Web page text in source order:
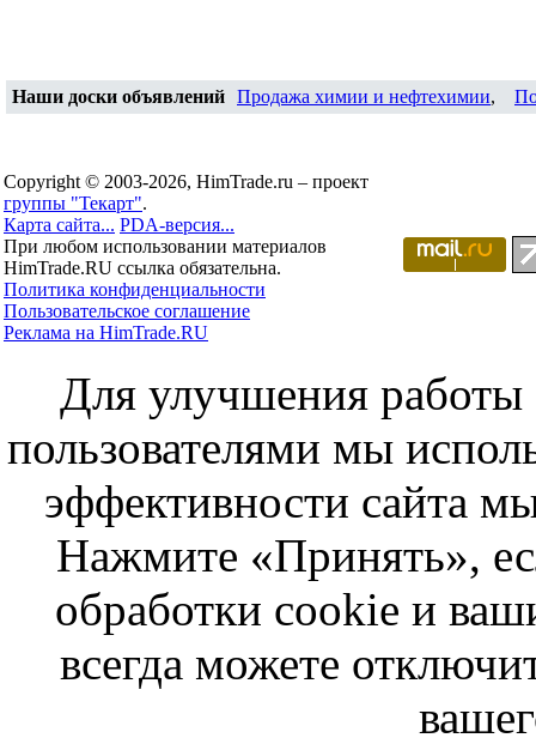
Наши доски объявлений Продажа химии и нефтехимии,
Copyright © 2003-2026, HimTrade.ru – проект
группы "Текарт".
Карта сайта... PDA-версия...
При любом использовании материалов
HimTrade.RU ссылка обязательна.
Политика конфиденциальности
Пользовательское соглашение
Реклама на HimTrade.RU
Для улучшения работы
пользователями мы
эффективности сайта
Нажмите «Принять»,
обработки cookie и
всегда можете